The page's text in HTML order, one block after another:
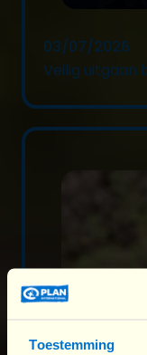
Toestemming
03/07/2026
Veilig uitgaan